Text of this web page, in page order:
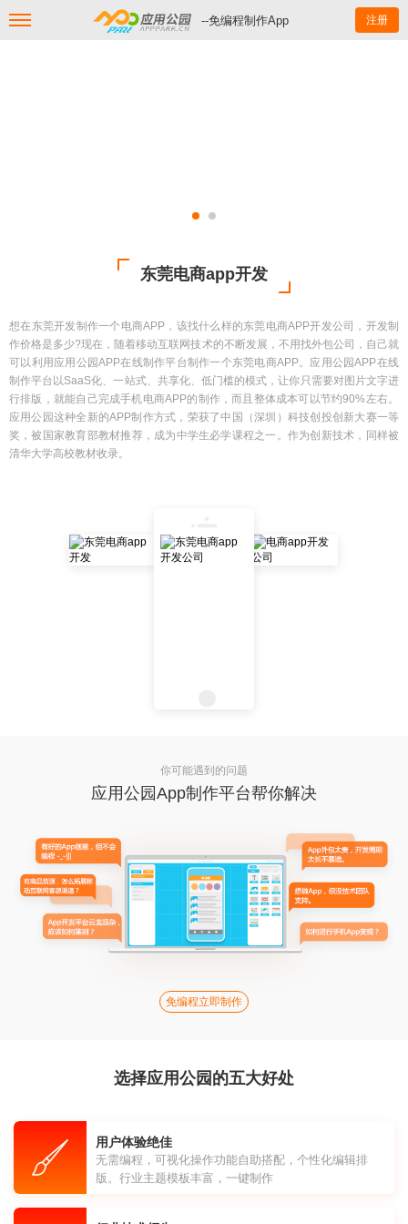
--免编程制作App 注册
东莞电商app开发
想在东莞开发制作一个电商APP，该找什么样的东莞电商APP开发公司，开发制
作价格是多少?现在，随着移动互联网技术的不断发展，不用找外包公司，自己就
可以利用应用公园APP在线制作平台制作一个东莞电商APP。应用公园APP在线
制作平台以SaaS化、一站式、共享化、低门槛的模式，让你只需要对图片文字进
行排版，就能自己完成手机电商APP的制作，而且整体成本可以节约90%左右。
应用公园这种全新的APP制作方式，荣获了中国（深圳）科技创投创新大赛一等
奖，被国家教育部教材推荐，成为中学生必学课程之一。作为创新技术，同样被
清华大学高校教材收录。
你可能遇到的问题
应用公园App制作平台帮你解决
免编程立即制作
选择应用公园的五大好处
用户体验绝佳
无需编程，可视化操作功能自助搭配，个性化编辑排
版。行业主题模板丰富，一键制作